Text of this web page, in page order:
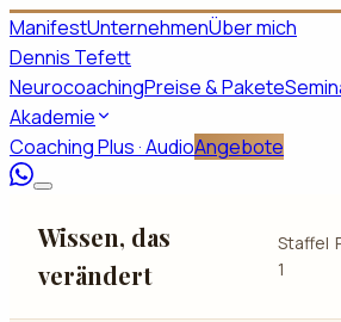
ManifestUnternehmenÜber mich
Dennis Tefett
NeurocoachingPreise & Pakete
Akademie
Coaching Plus · AudioAngebote
Wissen, das
verändert
Staffel
1